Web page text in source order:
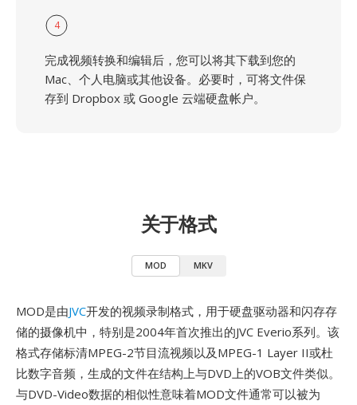
4
完成视频转换和编辑后，您可以将其下载到您的
Mac、个人电脑或其他设备。必要时，可将文件保
存到 Dropbox 或 Google 云端硬盘帐户。
关于格式
MOD MKV
MOD是由JVC开发的视频录制格式，用于硬盘驱动器和闪存存
储的摄像机中，特别是2004年首次推出的JVC Everio系列。该
格式存储标清MPEG-2节目流视频以及MPEG-1 Layer II或杜
比数字音频，生成的文件在结构上与DVD上的VOB文件类似。
与DVD-Video数据的相似性意味着MOD文件通常可以被为